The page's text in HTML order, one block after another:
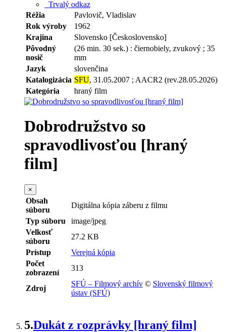
Trvalý odkaz
Réžia
Pavlovič, Vladislav
Rok výroby
1962
Krajina
Slovensko [Československo]
Pôvodný
nosič
(26 min. 30 sek.) : čiernobiely, zvukový ; 35
mm
Jazyk
slovenčina
Katalogizácia SFU, 31.05.2007 ; AACR2 (rev.28.05.2026)
Kategória
hraný film
Dobrodružstvo so
spravodlivosťou [hraný
film]
×
Obsah
súboru
Digitálna kópia záberu z filmu
Typ súboru
image/jpeg
Velkosť
súboru
27.2 KB
Prístup
Verejná kópia
Počet
zobrazení
313
Zdroj
SFÚ – Filmový archív © Slovenský filmový
ústav (SFÚ)
5.Dukát z rozprávky [hraný film]